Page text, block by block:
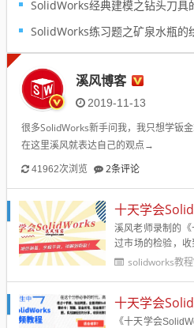
溪风博客
2019-11-13
很多SolidWorks新手问我，我只想学钣
在这里溪风就表达自己的观点→
41962次浏览 2条评论
溪风老师录制的
过市场的检验，
要感谢大家的支持与信赖。 在这
文末提供下载学
solidworks教程
《十天学会